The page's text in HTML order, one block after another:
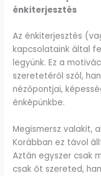
énkiterjesztés
Az énkiterjesztés
kapcsolataink által
legyünk. Ez a
szeretetéről szól,
nézőpontjai,
énképünkbe.
Megismersz valakit,
Korábban ez távol
Aztán egyszer csak
csak őt szereted,